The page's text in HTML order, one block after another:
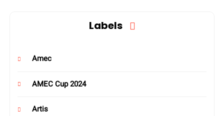
Labels
Amec
AMEC Cup 2024
Artis